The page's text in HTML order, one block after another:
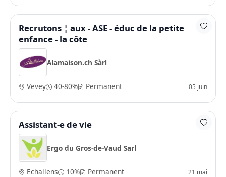
Recrutons ¦ aux - ASE - éduc de la petite
enfance - la côte
Alamaison.ch Sàrl
Vevey 40-80% Permanent 05 juin
Assistant-e de vie
Ergo du Gros-de-Vaud Sarl
Echallens 10% Permanent 21 mai